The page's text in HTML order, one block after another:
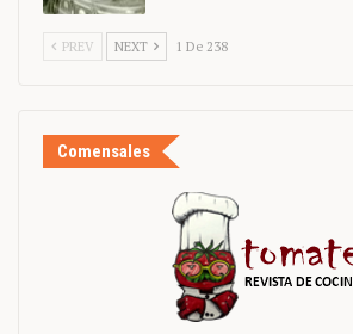
PREV NEXT 1 De 238
Comensales